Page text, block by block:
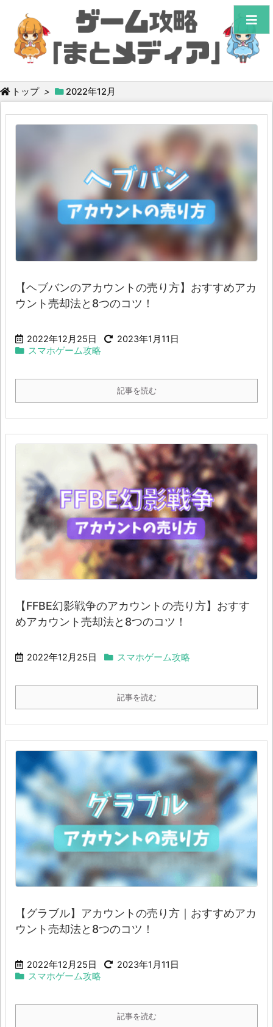
トップ > 2022年12月
【ヘブバンのアカウントの売り方】おすすめアカ
ウント売却法と8つのコツ！
2022年12月25日
2023年1月11日
スマホゲーム攻略
記事を読む
【FFBE幻影戦争のアカウントの売り方】おすす
めアカウント売却法と8つのコツ！
2022年12月25日 スマホゲーム攻略
記事を読む
【グラブル】アカウントの売り方｜おすすめアカ
ウント売却法と8つのコツ！
2022年12月25日
2023年1月11日
スマホゲーム攻略
記事を読む